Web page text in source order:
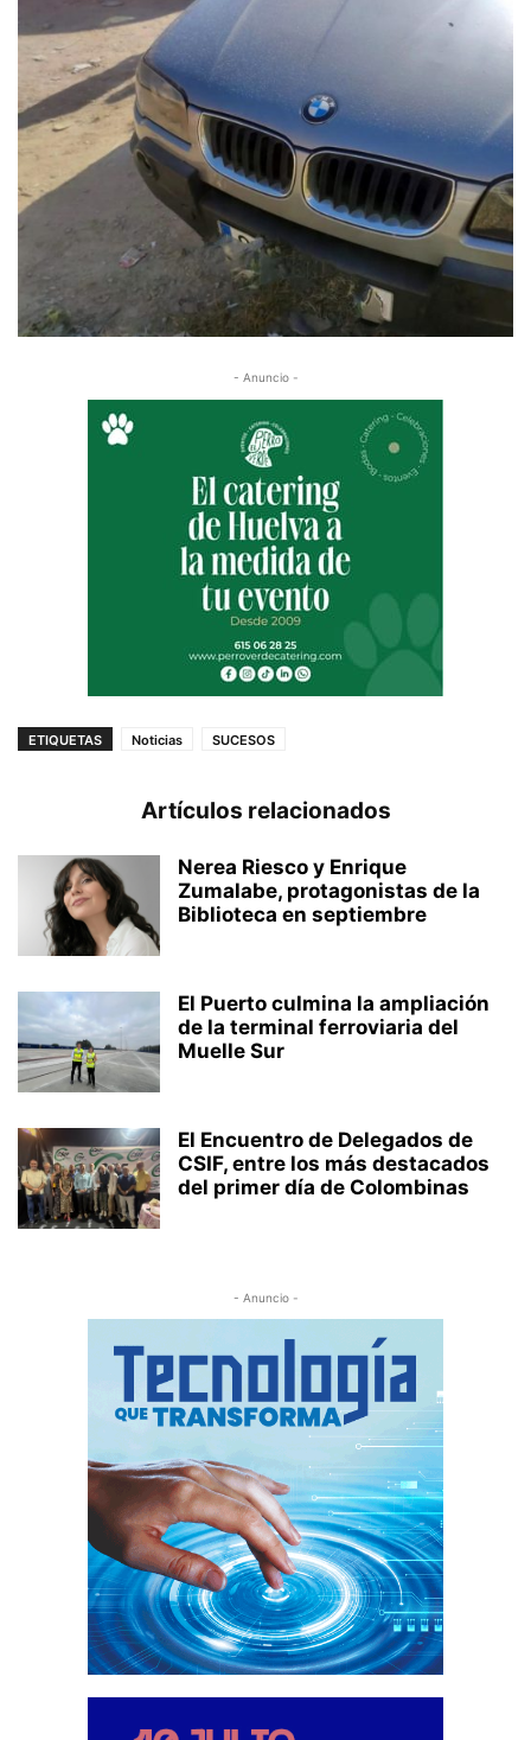
- Anuncio -
ETIQUETAS Noticias SUCESOS
Artículos relacionados
Nerea Riesco y Enrique
Zumalabe, protagonistas de la
Biblioteca en septiembre
El Puerto culmina la ampliación
de la terminal ferroviaria del
Muelle Sur
El Encuentro de Delegados de
CSIF, entre los más destacados
del primer día de Colombinas
- Anuncio -